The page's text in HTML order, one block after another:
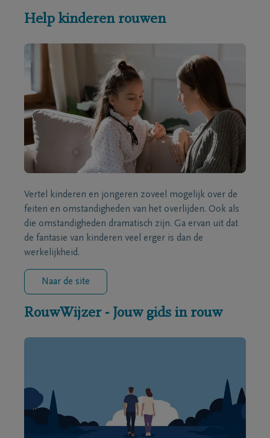
Help kinderen rouwen
Vertel kinderen en jongeren zoveel mogelijk over de
feiten en omstandigheden van het overlijden. Ook als
die omstandigheden dramatisch zijn. Ga ervan uit dat
de fantasie van kinderen veel erger is dan de
werkelijkheid.
Naar de site
RouwWijzer - Jouw gids in rouw